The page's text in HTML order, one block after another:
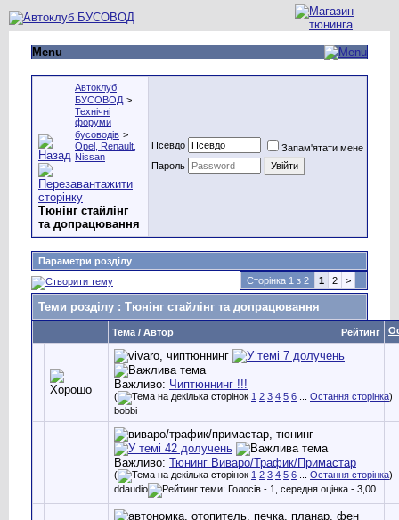
Menu
Автоклуб
БУСОВОД >
Технічні
форуми
бусоводів >
Opel, Renault,
Nissan
Тюнінг стайлінг
та допрацювання
Псевдо
Запам'ятати мене
Пароль
Параметри розділу
Сторінка 1 з 2
1 2 >
Теми розділу : Тюнінг стайлінг та допрацювання
Рейтинг
Тема / Автор
Важливо: Чиптюннинг !!!
( 1 2 3 4 5 6 Остання сторінка)
bobbi
Важливо: Тюнинг Виваро/Трафик/Примастар
( 1 2 3 4 5 6 Остання сторінка)
ddaudio